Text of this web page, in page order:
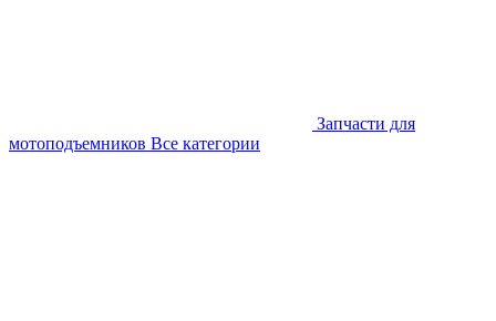
Запчасти для
мотоподъемников Все категории